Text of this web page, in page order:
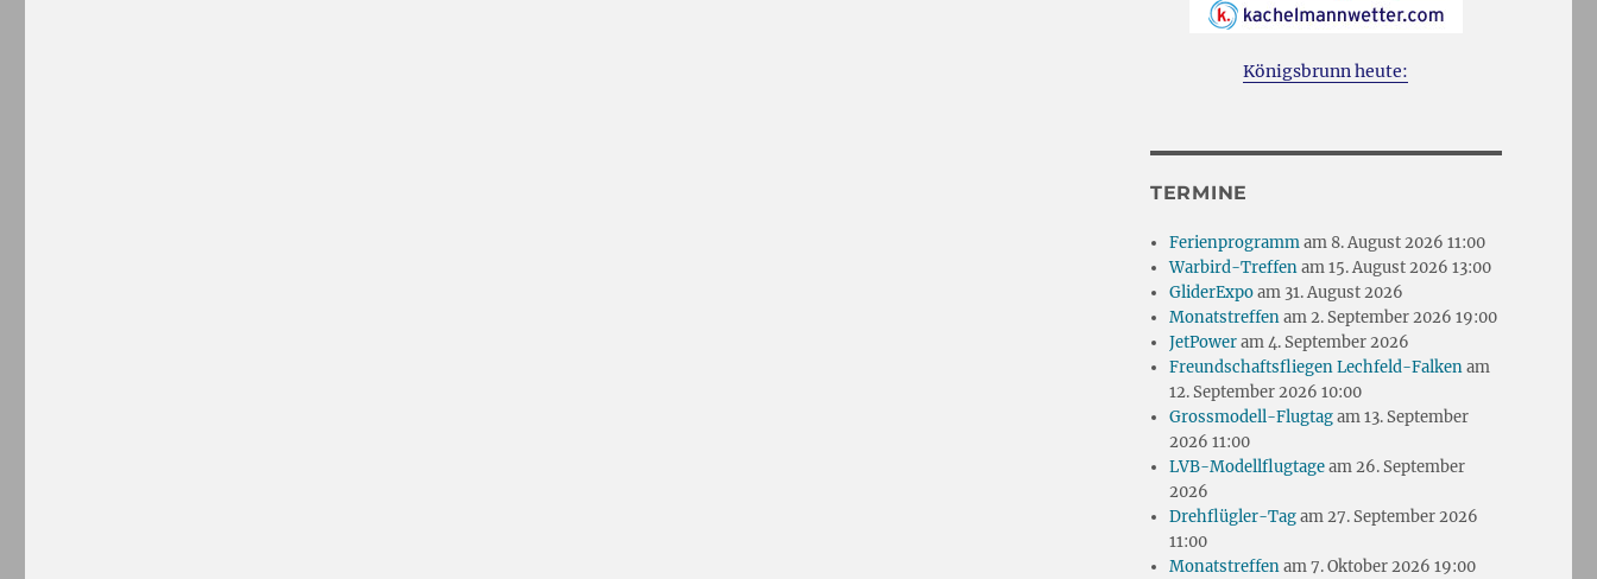
Königsbrunn heute:
TERMINE
Ferienprogrammam 8. August 2026 11:00
Warbird-Treffenam 15. August 2026 13:00
GliderExpoam 31. August 2026
Monatstreffenam 2. September 2026 19:00
JetPoweram 4. September 2026
Freundschaftsfliegen Lechfeld-Falkenam
12. September 2026 10:00
Grossmodell-Flugtagam 13. September
2026 11:00
LVB-Modellflugtageam 26. September
2026
Drehflügler-Tagam 27. September 2026
11:00
Monatstreffenam 7. Oktober 2026 19:00